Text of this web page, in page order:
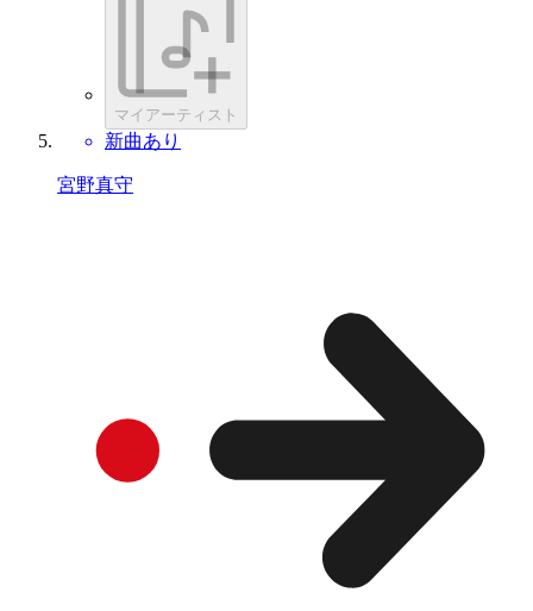
マイアーティスト
新曲あり
宮野真守